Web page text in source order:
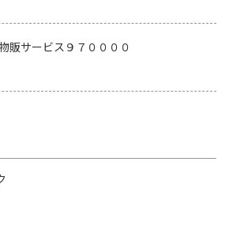
販サービス９７００００